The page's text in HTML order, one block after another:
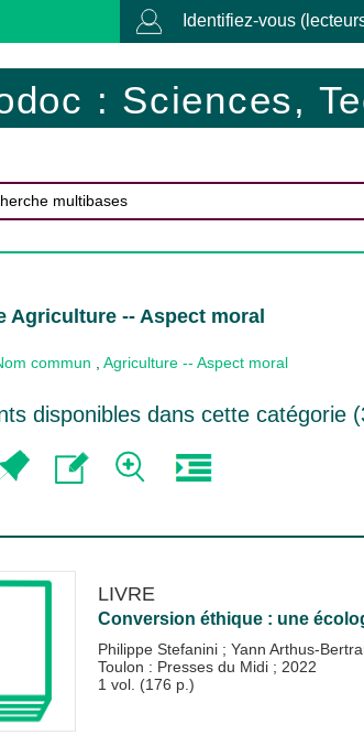
Identifiez-vous
: Sciences,
Agriculture -- Aspect moral
commun Agriculture -- Aspect moral
disponibles dans cette catégorie (
LIVRE
Conversion éthique : une
Philippe Stefanini ; Yann Arthus-
Toulon : Presses du Midi ; 2022
1 vol. (176 p.)